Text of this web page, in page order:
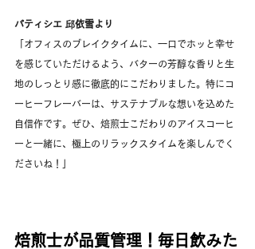
パティシエ 邱依雪より
「オフィスのブレイクタイムに、一口でホッと幸せ
を感じていただけるよう、バターの芳醇な香りと生
地のしっとり感に徹底的にこだわりました。特にコ
ーヒーフレーバーは、サステナブルな想いを込めた
自信作です。ぜひ、焙煎士こだわりのアイスコーヒ
ーと一緒に、極上のリラックスタイムを楽しんでく
ださいね！」
焙煎士が品質管理！毎日飲みた